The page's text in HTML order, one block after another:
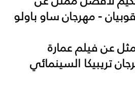
- مهرجان ساو باولو
عن فيلم عمارة
تريبيكا السينمائي